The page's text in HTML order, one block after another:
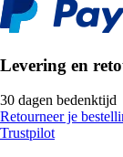
Levering en
30 dagen bedenktijd
Retourneer je
Trustpilot